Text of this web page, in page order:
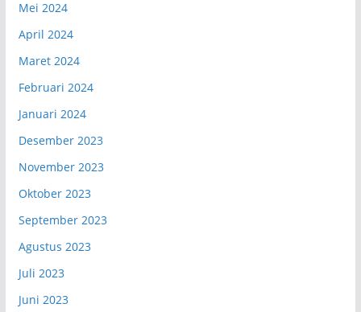
Mei 2024
April 2024
Maret 2024
Februari 2024
Januari 2024
Desember 2023
November 2023
Oktober 2023
September 2023
Agustus 2023
Juli 2023
Juni 2023